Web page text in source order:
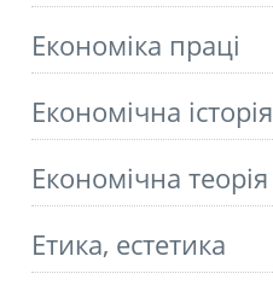
Економіка праці
Економічна історія
Економічна теорія
Етика, естетика